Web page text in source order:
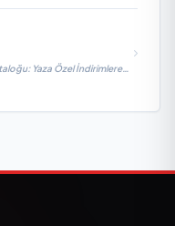
Yaza Özel İndirimlere